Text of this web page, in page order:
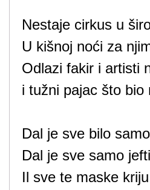
Nestaje cirkus u
U kišnoj noći za
Odlazi fakir i artisti
i tužni pajac što bio
Dal je sve bilo
Dal je sve samo
Il sve te maske